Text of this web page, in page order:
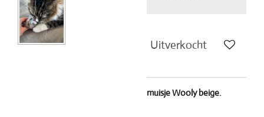
Uitverkocht
muisje Wooly beige.